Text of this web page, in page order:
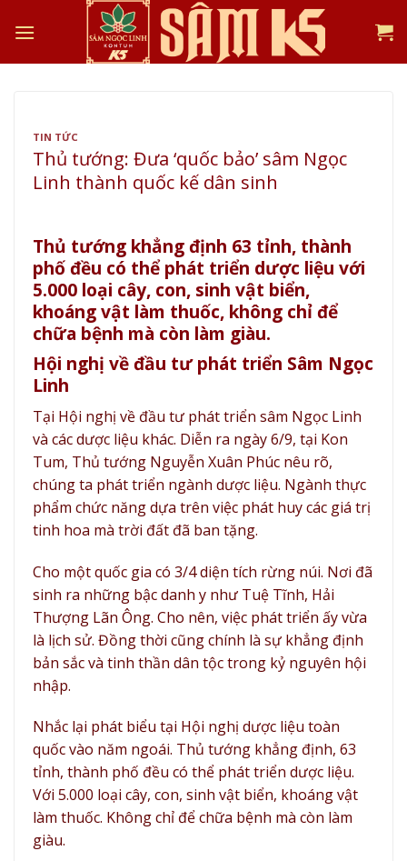
TIN TỨC
Thủ tướng: Đưa ‘quốc bảo’ sâm Ngọc
Linh thành quốc kế dân sinh
Thủ tướng khẳng định 63 tỉnh, thành
phố đều có thể phát triển dược liệu với
5.000 loại cây, con, sinh vật biển,
khoáng vật làm thuốc, không chỉ để
chữa bệnh mà còn làm giàu.
Hội nghị về đầu tư phát triển Sâm Ngọc
Linh
Tại Hội nghị về đầu tư phát triển sâm Ngọc Linh
và các dược liệu khác. Diễn ra ngày 6/9, tại Kon
Tum, Thủ tướng Nguyễn Xuân Phúc nêu rõ,
chúng ta phát triển ngành dược liệu. Ngành thực
phẩm chức năng dựa trên việc phát huy các giá trị
tinh hoa mà trời đất đã ban tặng.
Cho một quốc gia có 3/4 diện tích rừng núi. Nơi đã
sinh ra những bậc danh y như Tuệ Tĩnh, Hải
Thượng Lãn Ông. Cho nên, việc phát triển ấy vừa
là lịch sử. Đồng thời cũng chính là sự khẳng định
bản sắc và tinh thần dân tộc trong kỷ nguyên hội
nhập.
Nhắc lại phát biểu tại Hội nghị dược liệu toàn
quốc vào năm ngoái. Thủ tướng khẳng định, 63
tỉnh, thành phố đều có thể phát triển dược liệu.
Với 5.000 loại cây, con, sinh vật biển, khoáng vật
làm thuốc. Không chỉ để chữa bệnh mà còn làm
giàu.